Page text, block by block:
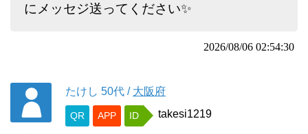
にメッセジ送ってください✨
2026/08/06 02:54:30
たけし 50代 / 大阪府
QR APP ID takesi1219